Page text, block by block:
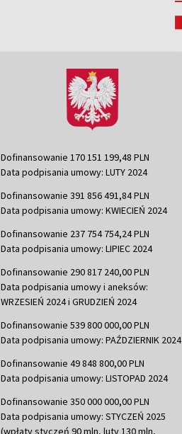
Dofinansowanie 170 151 199,48 PLN
Data podpisania umowy: LUTY 2024
Dofinansowanie 391 856 491,84 PLN
Data podpisania umowy: KWIECIEŃ 2024
Dofinansowanie 237 754 754,24 PLN
Data podpisania umowy: LIPIEC 2024
Dofinansowanie 290 817 240,00 PLN
Data podpisania umowy i aneksów:
WRZESIEŃ 2024 i GRUDZIEŃ 2024
Dofinansowanie 539 800 000,00 PLN
Data podpisania umowy: PAŹDZIERNIK 2024
Dofinansowanie 49 848 800,00 PLN
Data podpisania umowy: LISTOPAD 2024
Dofinansowanie 350 000 000,00 PLN
Data podpisania umowy: STYCZEŃ 2025
(wpłaty styczeń 90 mln, luty 130 mln,